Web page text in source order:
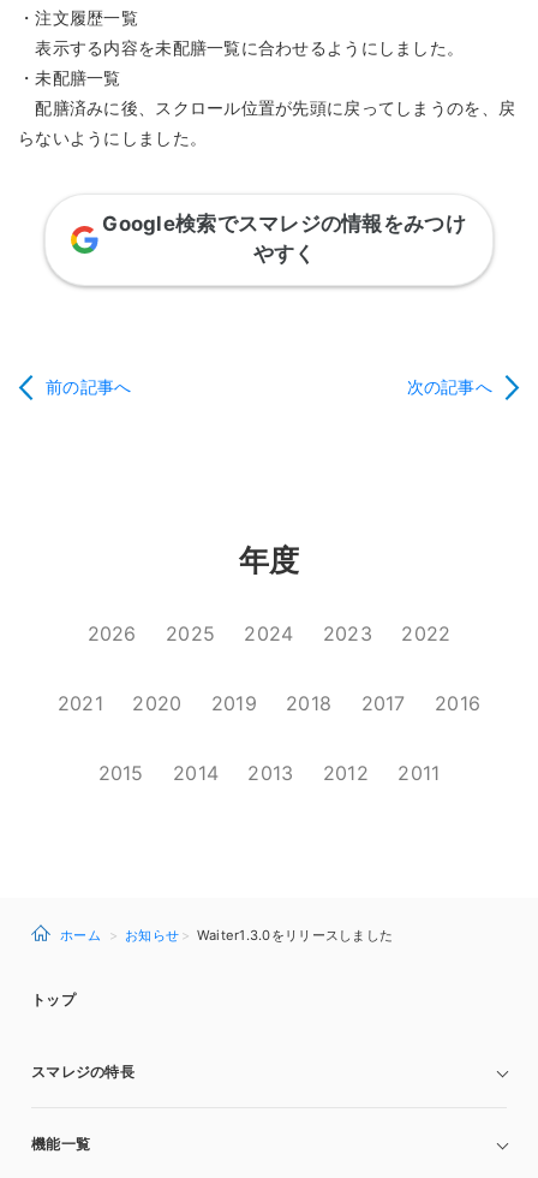
・注文履歴一覧
表示する内容を未配膳一覧に合わせるようにしました。
・未配膳一覧
配膳済みに後、スクロール位置が先頭に戻ってしまうのを、戻
らないようにしました。
Google検索でスマレジの情報をみつけ
やすく
前の記事へ 次の記事へ
年度
2026 2025 2024 2023 2022
2021 2020 2019 2018 2017 2016
2015 2014 2013 2012 2011
ホーム お知らせ Waiter1.3.0をリリースしました
トップ
スマレジの特長
機能一覧